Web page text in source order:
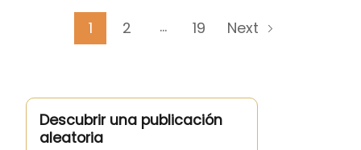
Page
1 Page
2 … Page
19 Next
Descubrir una publicación
aleatoria